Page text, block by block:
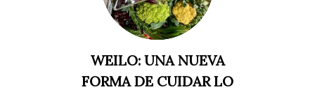
WEILO: UNA NUEVA
FORMA DE CUIDAR LO